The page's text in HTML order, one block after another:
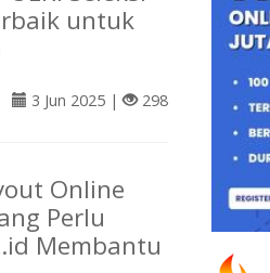
untuk
3 Jun 2025 | 298
Online
Perlu
Membantu